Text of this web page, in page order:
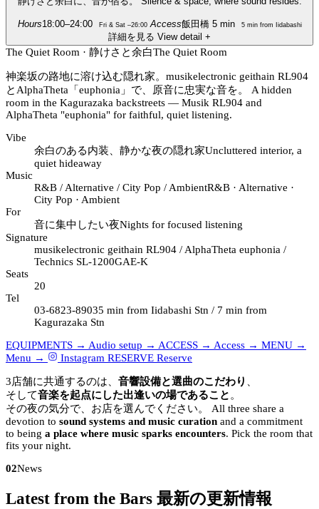
Hours18:00–24:00Fri & Sat –26:00 Access飯田橋 5 min5 min from Iidabashi
詳細を見る View detail +
The Quiet Room · 静けさと余白The Quiet Room
神楽坂の路地に溶け込む隠れ家。musikelectronic geithain RL904
とAlphaTheta「euphonia」で、原音に忠実な音を。
A hidden
room in the Kagurazaka backstreets — Musik RL904 and
AlphaTheta "euphonia" for faithful, quiet listening.
Vibe
余白のある内装、静かな夜の隠れ家Uncluttered interior, a
quiet hideaway
Music
R&B / Alternative / City Pop / AmbientR&B · Alternative ·
City Pop · Ambient
For
音に集中したい夜Nights for focused listening
Signature
musikelectronic geithain RL904 / AlphaTheta euphonia /
Technics SL-1200GAE-K
Seats
20
Tel
03-6823-89035 min from Iidabashi Stn / 7 min from
Kagurazaka Stn
EQUIPMENTS → Audio setup → ACCESS → Access → MENU →
Menu →
Instagram RESERVE Reserve
3店舗に共通するのは、 音響設備と選曲のこだわり
そして音楽を起点にした出逢いの場であること 。
その夜の気分で、お店を選んでください。
All three share a
devotion to sound systems and music curation and a commitment
to being a place where music sparks encounters. Pick the room that
fits your night.
02News
Latest from the Bars 最新の更新情報